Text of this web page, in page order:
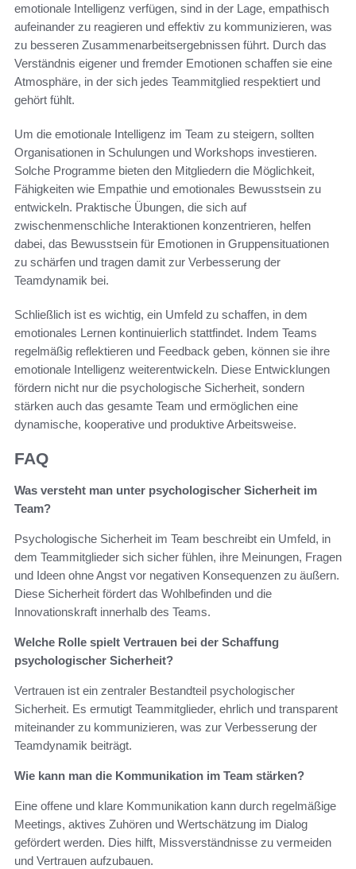
emotionale Intelligenz verfügen, sind in der Lage, empathisch
aufeinander zu reagieren und effektiv zu kommunizieren, was
zu besseren Zusammenarbeitsergebnissen führt. Durch das
Verständnis eigener und fremder Emotionen schaffen sie eine
Atmosphäre, in der sich jedes Teammitglied respektiert und
gehört fühlt.
Um die emotionale Intelligenz im Team zu steigern, sollten
Organisationen in Schulungen und Workshops investieren.
Solche Programme bieten den Mitgliedern die Möglichkeit,
Fähigkeiten wie Empathie und emotionales Bewusstsein zu
entwickeln. Praktische Übungen, die sich auf
zwischenmenschliche Interaktionen konzentrieren, helfen
dabei, das Bewusstsein für Emotionen in Gruppensituationen
zu schärfen und tragen damit zur Verbesserung der
Teamdynamik bei.
Schließlich ist es wichtig, ein Umfeld zu schaffen, in dem
emotionales Lernen kontinuierlich stattfindet. Indem Teams
regelmäßig reflektieren und Feedback geben, können sie ihre
emotionale Intelligenz weiterentwickeln. Diese Entwicklungen
fördern nicht nur die psychologische Sicherheit, sondern
stärken auch das gesamte Team und ermöglichen eine
dynamische, kooperative und produktive Arbeitsweise.
FAQ
Was versteht man unter psychologischer Sicherheit im
Team?
Psychologische Sicherheit im Team beschreibt ein Umfeld, in
dem Teammitglieder sich sicher fühlen, ihre Meinungen, Fragen
und Ideen ohne Angst vor negativen Konsequenzen zu äußern.
Diese Sicherheit fördert das Wohlbefinden und die
Innovationskraft innerhalb des Teams.
Welche Rolle spielt Vertrauen bei der Schaffung
psychologischer Sicherheit?
Vertrauen ist ein zentraler Bestandteil psychologischer
Sicherheit. Es ermutigt Teammitglieder, ehrlich und transparent
miteinander zu kommunizieren, was zur Verbesserung der
Teamdynamik beiträgt.
Wie kann man die Kommunikation im Team stärken?
Eine offene und klare Kommunikation kann durch regelmäßige
Meetings, aktives Zuhören und Wertschätzung im Dialog
gefördert werden. Dies hilft, Missverständnisse zu vermeiden
und Vertrauen aufzubauen.